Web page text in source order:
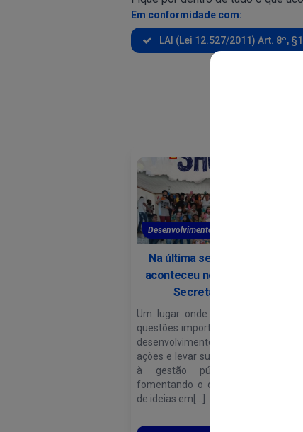
Em conformidade com:
LAI (Lei 12.527/2011) Art. 8º,
Desenvolvimento Social e...
Na última sexta-feira, 19,
aconteceu no Auditório da
Secretaria de...
Um lugar onde poderão discutir
questões importantes para o seu
desenvolvimento, implementar
ações e levar suas reivindicações
à gestão pública municipal
fomentando o diálogo e a troca
de ideias em[...]